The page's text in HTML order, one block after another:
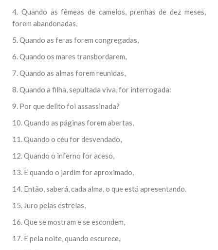
4. Quando as fêmeas de camelos, prenhas de dez meses,
forem abandonadas,
5. Quando as feras forem congregadas,
6. Quando os mares transbordarem,
7. Quando as almas forem reunidas,
8. Quando a filha, sepultada viva, for interrogada:
9. Por que delito foi assassinada?
10. Quando as páginas forem abertas,
11. Quando o céu for desvendado,
12. Quando o inferno for aceso,
13. E quando o jardim for aproximado,
14. Então, saberá, cada alma, o que está apresentando.
15. Juro pelas estrelas,
16. Que se mostram e se escondem,
17. E pela noite, quando escurece,